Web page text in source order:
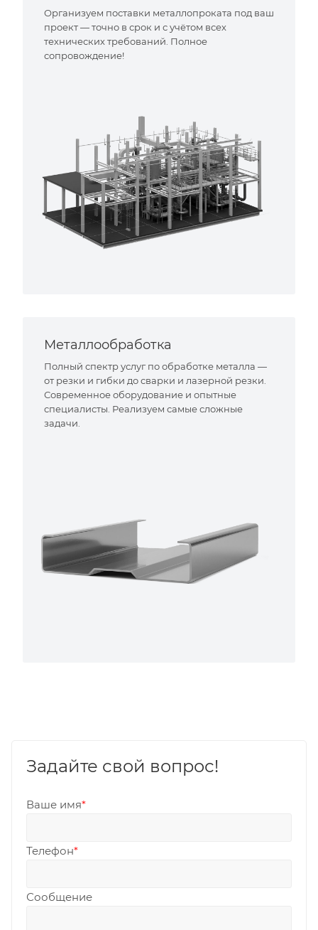
Организуем поставки металлопроката под ваш
проект — точно в срок и с учётом всех
технических требований. Полное
сопровождение!
Металлообработка
Полный спектр услуг по обработке металла —
от резки и гибки до сварки и лазерной резки.
Современное оборудование и опытные
специалисты. Реализуем самые сложные
задачи.
Задайте свой вопрос!
Ваше имя*
Телефон*
Сообщение